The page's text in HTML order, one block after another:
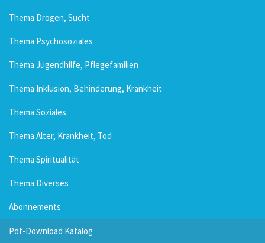
Thema Drogen, Sucht
Thema Psychosoziales
Thema Jugendhilfe, Pflegefamilien
Thema Inklusion, Behinderung, Krankheit
Thema Soziales
Thema Alter, Krankheit, Tod
Thema Spiritualität
Thema Diverses
Abonnements
Pdf-Download Katalog